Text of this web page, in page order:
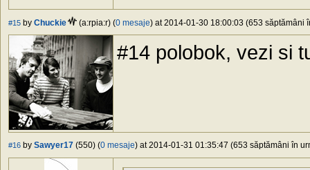
#15 by Chuckie (a:rpia:r) (0 mesaje) at 2014-01-30 18:00:03 (653 săptămâni
#14 polobok, vezi si
#16 by Sawyer17 (550) (0 mesaje) at 2014-01-31 01:35:47 (653 săptămâni în